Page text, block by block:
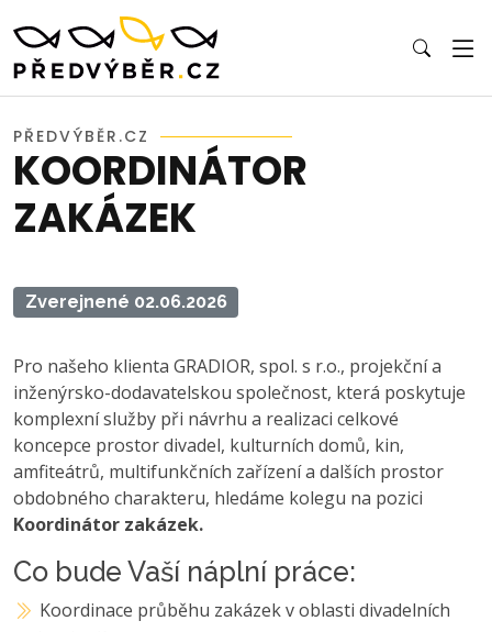
PŘEDVÝBĚR.CZ
KOORDINÁTOR
ZAKÁZEK
Zverejnené 02.06.2026
Pro našeho klienta GRADIOR, spol. s r.o., projekční a
inženýrsko-dodavatelskou společnost, která poskytuje
komplexní služby při návrhu a realizaci celkové
koncepce prostor divadel, kulturních domů, kin,
amfiteátrů, multifunkčních zařízení a dalších prostor
obdobného charakteru, hledáme kolegu na pozici
Koordinátor zakázek.
Co bude Vaší náplní práce:
Koordinace průběhu zakázek v oblasti divadelních